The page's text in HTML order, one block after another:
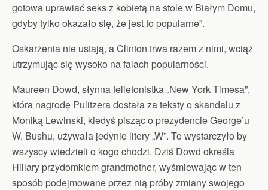
gotowa uprawiać seks z kobietą na stole w Białym Domu,
gdyby tylko okazało się, że jest to popularne”.
Oskarżenia nie ustają, a Clinton trwa razem z nimi, wciąż
utrzymując się wysoko na falach popularności.
Maureen Dowd, słynna felietonistka „New York Timesa”,
która nagrodę Pulitzera dostała za teksty o skandalu z
Moniką Lewinski, kiedyś pisząc o prezydencie George’u
W. Bushu, używała jedynie litery „W”. To wystarczyło by
wszyscy wiedzieli o kogo chodzi. Dziś Dowd określa
Hillary przydomkiem grandmother, wyśmiewając w ten
sposób podejmowane przez nią próby zmiany swojego